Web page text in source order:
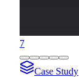
7
Case Study